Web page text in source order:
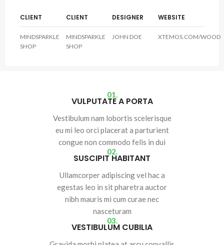
CLIENT
MINDSPARKLE
SHOP
CLIENT
MINDSPARKLE
SHOP
DESIGNER
JOHN DOE
WEBSITE
XTEMOS.COM/WOOD
01.
VULPUTATE A PORTA
Vestibulum nam lobortis scelerisque
eu mi leo orci placerat a parturient
congue non commodo felis in dui
02.
SUSCIPIT HABITANT
Ullamcorper adipiscing vel hac a
egestas leo in sit pharetra auctor
nibh mauris mi cum curae nec
nasceturam
03.
VESTIBULUM CUBILIA